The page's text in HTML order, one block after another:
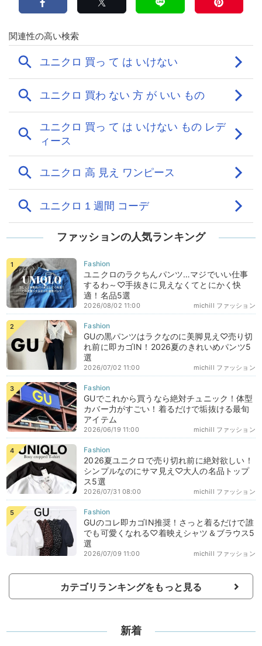
ファッションの人気ランキング
ユニクロのラクちんパンツ…マジでいい仕事
するわ～♡手抜きに見えなくてとにかく快
適！名品5選
michill ファッション
2026/08/02 11:00
GUの黒パンツはラクなのに美脚見え♡売り切
れ前に即カゴIN！2026夏のきれいめパンツ5
選
michill ファッション
2026/07/02 11:00
GUでこれから買うなら絶対チュニック！体型
カバー力がすごい！着るだけで垢抜ける最旬
アイテム
michill ファッション
2026/06/19 11:00
2026夏ユニクロで売り切れ前に絶対欲しい！
シンプルなのにサマ見え♡大人の名品トップ
ス5選
michill ファッション
2026/07/31 08:00
GUのコレ即カゴIN推奨！さっと着るだけで誰
でも可愛くなれる♡着映えシャツ＆ブラウス5
選
michill ファッション
2026/07/09 11:00
カテゴリランキングをもっと見る
新着